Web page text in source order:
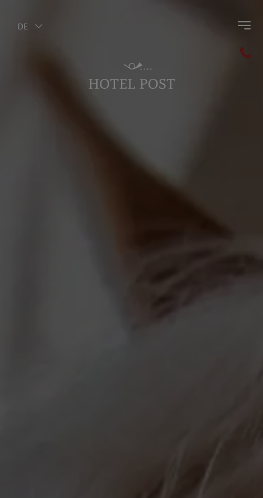
DE
Zurück zum Hauptmenü
Famlien und Kinder im Winter